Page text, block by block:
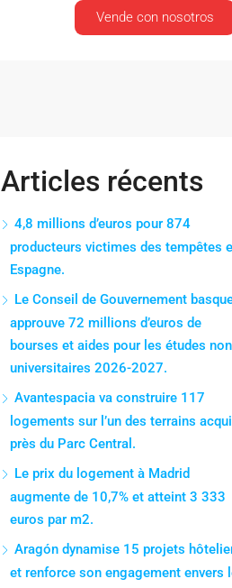
Vende con nosotros
Articles récents
4,8 millions d’euros pour 874
producteurs victimes des tempêtes
Espagne.
Le Conseil de Gouvernement
approuve 72 millions d’euros de
bourses et aides pour les études non
universitaires 2026-2027.
Avantespacia va construire 117
logements sur l’un des terrains
près du Parc Central.
Le prix du logement à Madrid
augmente de 10,7% et atteint 3 333
euros par m2.
Aragón dynamise 15 projets
et renforce son engagement envers